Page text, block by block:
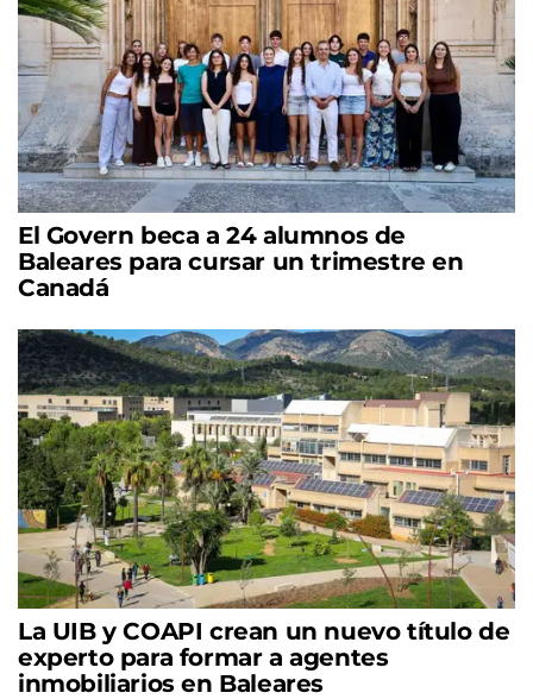
El Govern beca a 24 alumnos de
Baleares para cursar un trimestre en
Canadá
La UIB y COAPI crean un nuevo título de
experto para formar a agentes
inmobiliarios en Baleares